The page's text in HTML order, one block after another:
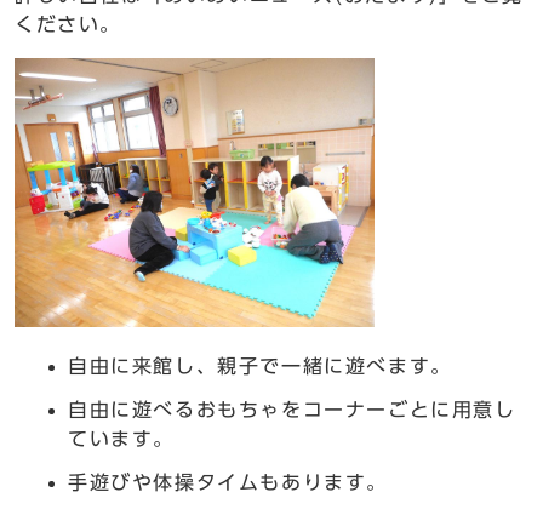
ください。
自由に来館し、親子で一緒に遊べます。
自由に遊べるおもちゃをコーナーごとに用意し
ています。
手遊びや体操タイムもあります。